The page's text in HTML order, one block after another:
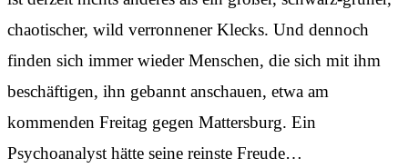
chaotischer, wild verronnener Klecks. Und dennoch
finden sich immer wieder Menschen, die sich mit ihm
beschäftigen, ihn gebannt anschauen, etwa am
kommenden Freitag gegen Mattersburg. Ein
Psychoanalyst hätte seine reinste Freude…